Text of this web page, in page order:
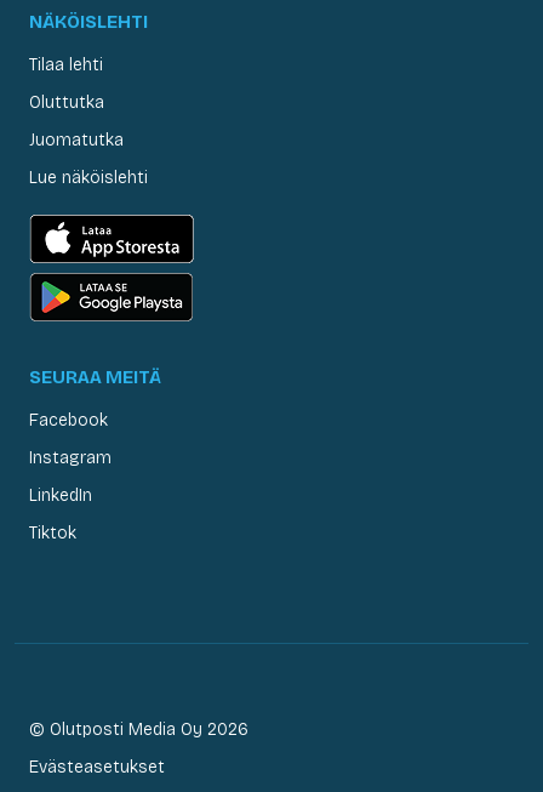
NÄKÖISLEHTI
Tilaa lehti
Oluttutka
Juomatutka
Lue näköislehti
SEURAA MEITÄ
Facebook
Instagram
LinkedIn
Tiktok
© Olutposti Media Oy 2026
Evästeasetukset